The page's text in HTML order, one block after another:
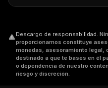
Descargo de responsabilidad.
proporcionamos constituye
monedas, asesoramiento legal,
destinado a que te bases en él
o dependencia de nuestro
riesgo y discreción.